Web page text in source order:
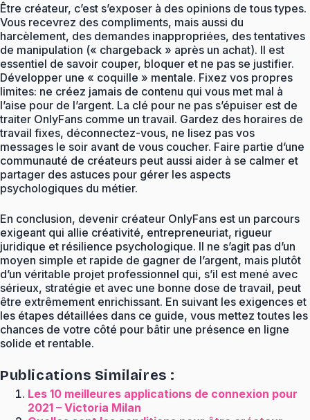
Être créateur, c’est s’exposer à des opinions de tous types.
Vous recevrez des compliments, mais aussi du
harcèlement, des demandes inappropriées, des tentatives
de manipulation (« chargeback » après un achat). Il est
essentiel de savoir couper, bloquer et ne pas se justifier.
Développer une « coquille » mentale. Fixez vos propres
limites: ne créez jamais de contenu qui vous met mal à
l’aise pour de l’argent. La clé pour ne pas s’épuiser est de
traiter OnlyFans comme un travail. Gardez des horaires de
travail fixes, déconnectez-vous, ne lisez pas vos
messages le soir avant de vous coucher. Faire partie d’une
communauté de créateurs peut aussi aider à se calmer et
partager des astuces pour gérer les aspects
psychologiques du métier.
En conclusion, devenir créateur OnlyFans est un parcours
exigeant qui allie créativité, entrepreneuriat, rigueur
juridique et résilience psychologique. Il ne s’agit pas d’un
moyen simple et rapide de gagner de l’argent, mais plutôt
d’un véritable projet professionnel qui, s’il est mené avec
sérieux, stratégie et avec une bonne dose de travail, peut
être extrêmement enrichissant. En suivant les exigences et
les étapes détaillées dans ce guide, vous mettez toutes les
chances de votre côté pour bâtir une présence en ligne
solide et rentable.
Publications Similaires :
Les 10 meilleures applications de connexion pour
2021 – Victoria Milan